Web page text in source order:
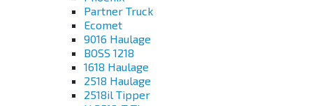
Partner Truck
Ecomet
9016 Haulage
BOSS 1218
1618 Haulage
2518 Haulage
2518il Tipper